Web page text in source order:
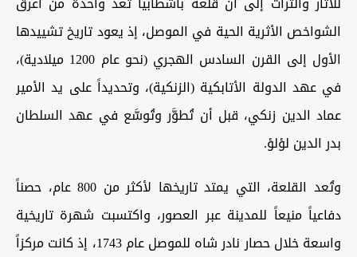
الشواخص الأثرية الحية في الموصل، إذ يعود تاريخ تشييدها
الأول إلى القرن السادس الهجري (نحو عام 1200 ميلادية)،
في عهد الدولة الأتابكية (الزنكية)، وتحديداً على يد الأمير
عماد الدين زنكي، قبل أن تُطوَّر وتُوسَّع في عهد السلطان
بدر الدين لؤلؤ.
وتُعد القلعة، التي يمتد تاريخها لأكثر من 800 عام، حصناً
دفاعياً منيعاً للمدينة عبر العصور، واكتسبت شهرة تاريخية
واسعة خلال حصار نادر شاه للموصل عام 1743، إذ كانت مركزاً